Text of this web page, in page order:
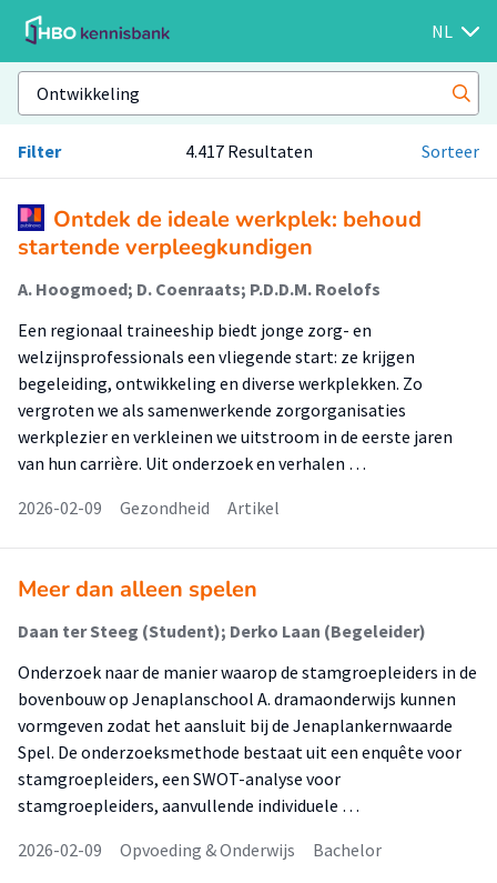
NL
Filter 4.417 Resultaten Sorteer
Ontdek de ideale werkplek: behoud
startende verpleegkundigen
A. Hoogmoed; D. Coenraats; P.D.D.M. Roelofs
Een regionaal traineeship biedt jonge zorg- en
welzijnsprofessionals een vliegende start: ze krijgen
begeleiding, ontwikkeling en diverse werkplekken. Zo
vergroten we als samenwerkende zorgorganisaties
werkplezier en verkleinen we uitstroom in de eerste jaren
van hun carrière. Uit onderzoek en verhalen …
2026-02-09
Gezondheid Artikel
Meer dan alleen spelen
Daan ter Steeg (Student); Derko Laan (Begeleider)
Onderzoek naar de manier waarop de stamgroepleiders in de
bovenbouw op Jenaplanschool A. dramaonderwijs kunnen
vormgeven zodat het aansluit bij de Jenaplankernwaarde
Spel. De onderzoeksmethode bestaat uit een enquête voor
stamgroepleiders, een SWOT-analyse voor
stamgroepleiders, aanvullende individuele …
2026-02-09
Opvoeding & Onderwijs Bachelor